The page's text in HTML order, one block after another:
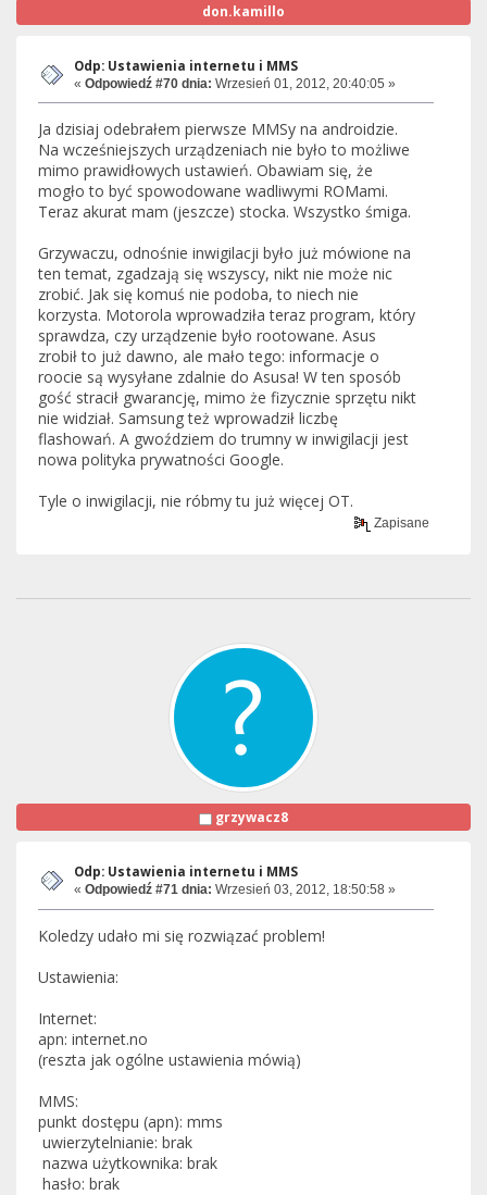
don.kamillo
Odp: Ustawienia internetu i MMS
« Odpowiedź #70 dnia: Wrzesień 01, 2012, 20:40:05 »
Ja dzisiaj odebrałem pierwsze MMSy na androidzie.
Na wcześniejszych urządzeniach nie było to możliwe
mimo prawidłowych ustawień. Obawiam się, że
mogło to być spowodowane wadliwymi ROMami.
Teraz akurat mam (jeszcze) stocka. Wszystko śmiga.
Grzywaczu, odnośnie inwigilacji było już mówione na
ten temat, zgadzają się wszyscy, nikt nie może nic
zrobić. Jak się komuś nie podoba, to niech nie
korzysta. Motorola wprowadziła teraz program, który
sprawdza, czy urządzenie było rootowane. Asus
zrobił to już dawno, ale mało tego: informacje o
roocie są wysyłane zdalnie do Asusa! W ten sposób
gość stracił gwarancję, mimo że fizycznie sprzętu nikt
nie widział. Samsung też wprowadził liczbę
flashowań. A gwoździem do trumny w inwigilacji jest
nowa polityka prywatności Google.
Tyle o inwigilacji, nie róbmy tu już więcej OT.
Zapisane
grzywacz8
Odp: Ustawienia internetu i MMS
« Odpowiedź #71 dnia: Wrzesień 03, 2012, 18:50:58 »
Koledzy udało mi się rozwiązać problem!
Ustawienia:
Internet:
apn: internet.no
(reszta jak ogólne ustawienia mówią)
MMS:
punkt dostępu (apn): mms
uwierzytelnianie: brak
nazwa użytkownika: brak
hasło: brak